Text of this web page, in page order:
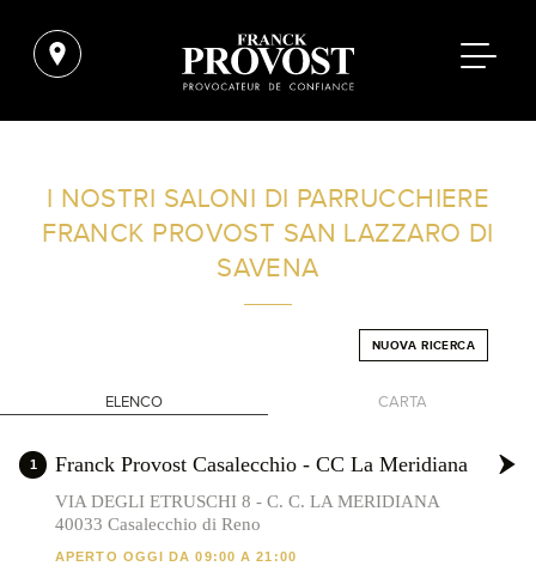
FILTRI AVANZATI
I NOSTRI SALONI DI PARRUCCHIERE
FRANCK PROVOST SAN LAZZARO DI
SAVENA
NUOVA RICERCA
ELENCO CARTA
+
1 Franck Provost Casalecchio - CC La Meridiana
VIA DEGLI ETRUSCHI 8 - C. C. LA MERIDIANA
40033 Casalecchio di Reno
APERTO OGGI DA 09:00 A 21:00